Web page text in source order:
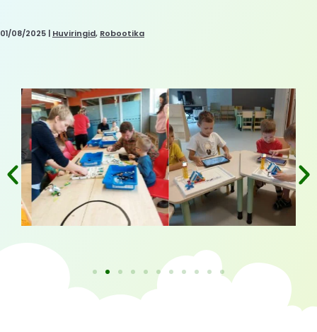
01/08/2025 Huviringid, Robootika